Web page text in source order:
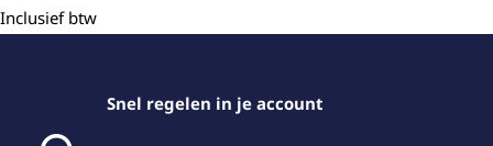
Inclusief btw
Snel regelen in je account